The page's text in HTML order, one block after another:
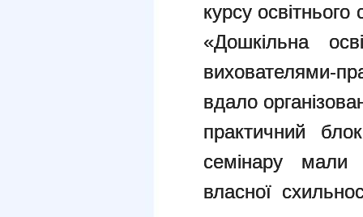
курсу освітнього
«Дошкільна
вдало
практичний
семінару мали
власної